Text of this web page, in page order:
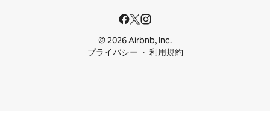
© 2026 Airbnb, Inc.
プライバシー
利用規約